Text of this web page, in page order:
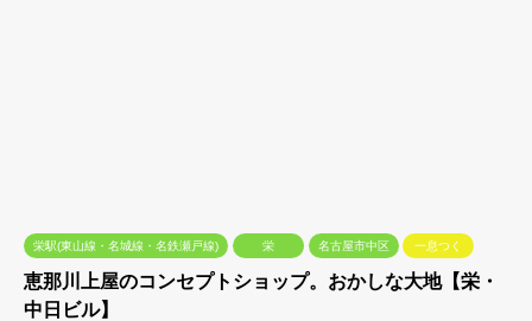
栄駅(東山線・名城線・名鉄瀬戸線) 栄 名古屋市中区 一息つく
恵那川上屋のコンセプトショップ。おかしな大地【栄・
中日ビル】